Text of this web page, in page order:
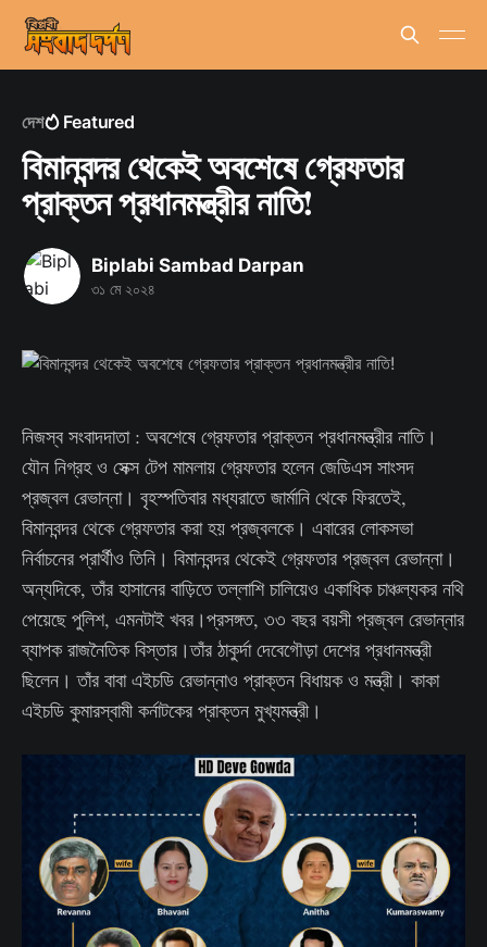
দেশ Featured
বিমানবন্দর থেকেই অবশেষে গ্রেফতার
প্রাক্তন প্রধানমন্ত্রীর নাতি!
Biplabi Sambad Darpan
৩১ মে ২০২৪
নিজস্ব সংবাদদাতা : অবশেষে গ্রেফতার প্রাক্তন প্রধানমন্ত্রীর নাতি।
যৌন নিগ্রহ ও সেক্স টেপ মামলায় গ্রেফতার হলেন জেডিএস সাংসদ
প্রজ্বল রেভান্না। বৃহস্পতিবার মধ্যরাতে জার্মানি থেকে ফিরতেই,
বিমানবন্দর থেকে গ্রেফতার করা হয় প্রজ্বলকে। এবারের লোকসভা
নির্বাচনের প্রার্থীও তিনি। বিমানবন্দর থেকেই গ্রেফতার প্রজ্বল রেভান্না।
অন্যদিকে, তাঁর হাসানের বাড়িতে তল্লাশি চালিয়েও একাধিক চাঞ্চল্যকর নথি
পেয়েছে পুলিশ, এমনটাই খবর।প্রসঙ্গত, ৩৩ বছর বয়সী প্রজ্বল রেভান্নার
ব্যাপক রাজনৈতিক বিস্তার।তাঁর ঠাকুর্দা দেবেগৌড়া দেশের প্রধানমন্ত্রী
ছিলেন। তাঁর বাবা এইচডি রেভান্নাও প্রাক্তন বিধায়ক ও মন্ত্রী। কাকা
এইচডি কুমারস্বামী কর্নাটকের প্রাক্তন মুখ্যমন্ত্রী।